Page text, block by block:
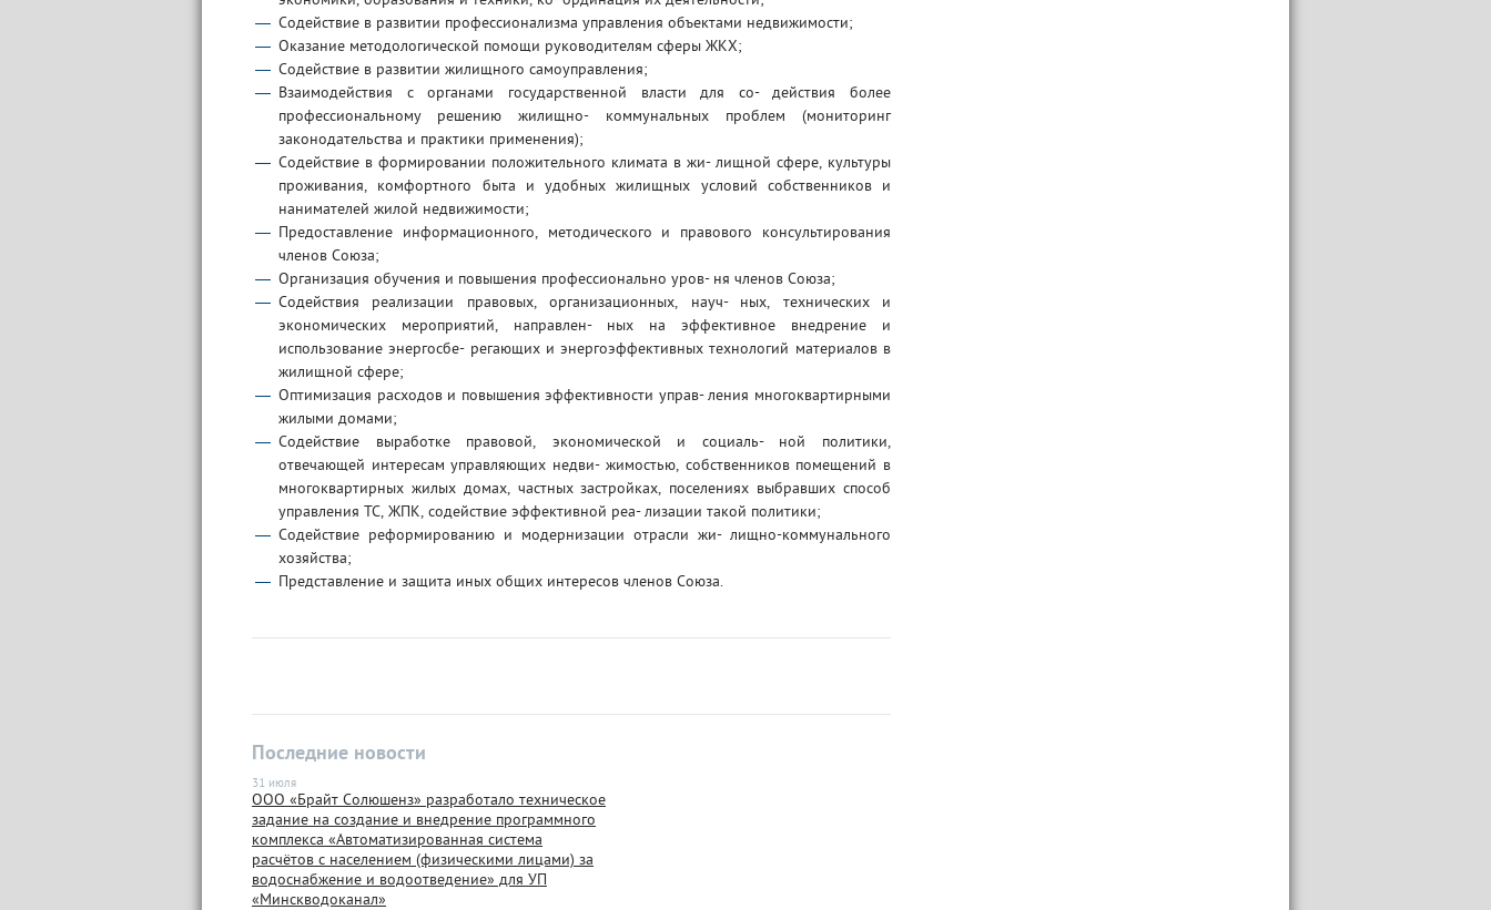
support@bs-solutions.by
Приемная
+375 (44) 555-10-92
contact@bs-solutions.by
Бухгалтерия
+375 (44) 555-39-05
buh@bs-solutions.by
Содействие в развитии профессионализма управления объектами недвижимости;
Оказание методологической помощи руководителям сферы ЖКХ;
Содействие в развитии жилищного самоуправления;
Взаимодействия с органами государственной власти для со- действия более
профессиональному решению жилищно- коммунальных проблем (мониторинг
законодательства и практики применения);
Содействие в формировании положительного климата в жи- лищной сфере, культуры
проживания, комфортного быта и удобных жилищных условий собственников и
нанимателей жилой недвижимости;
Предоставление информационного, методического и правового консультирования
членов Союза;
Организация обучения и повышения профессионально уров- ня членов Союза;
Содействия реализации правовых, организационных, науч- ных, технических и
экономических мероприятий, направлен- ных на эффективное внедрение и
использование энергосбе- регающих и энергоэффективных технологий материалов в
жилищной сфере;
Оптимизация расходов и повышения эффективности управ- ления многоквартирными
жилыми домами;
Содействие выработке правовой, экономической и социаль- ной политики,
отвечающей интересам управляющих недви- жимостью, собственников помещений в
многоквартирных жилых домах, частных застройках, поселениях выбравших способ
управления ТС, ЖПК, содействие эффективной реа- лизации такой политики;
Содействие реформированию и модернизации отрасли жи- лищно-коммунального
хозяйства;
Представление и защита иных общих интересов членов Союза.
Последние новости
31 июля
ООО «Брайт Солюшенз» разработало техническое
задание на создание и внедрение программного
комплекса «Автоматизированная система
расчётов с населением (физическими лицами) за
водоснабжение и водоотведение» для УП
«Минскводоканал»